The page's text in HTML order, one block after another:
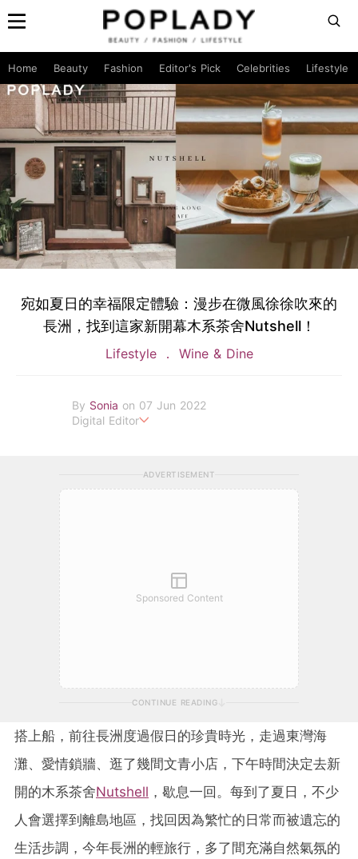
Home Beauty Fashion Editor's Pick Celebrities Lifestyle
宛如夏日的幸福限定體驗：漫步在微風徐徐吹來的
長洲，找到這家新開幕木系茶舍Nutshell！
Lifestyle Wine & Dine
By Sonia on 07 Jun 2022
Digital Editor
ADVERTISEMENT
Sponsored Content
CONTINUE READING
搭上船，前往長洲度過假日的珍貴時光，走過東灣海
灘、愛情鎖牆、逛了幾間文青小店，下午時間決定去新
開的木系茶舍Nutshell ，歇息一回。每到了夏日，不少
人會選擇到離島地區，找回因為繁忙的日常而被遺忘的
生活步調，今年長洲的輕旅行，多了間充滿自然氣氛的